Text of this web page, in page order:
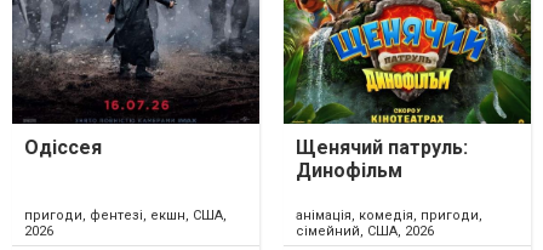
Одіссея
пригоди, фентезі, екшн, США,
2026
Щенячий патруль:
Динофільм
анімація, комедія, пригоди,
сімейний, США, 2026